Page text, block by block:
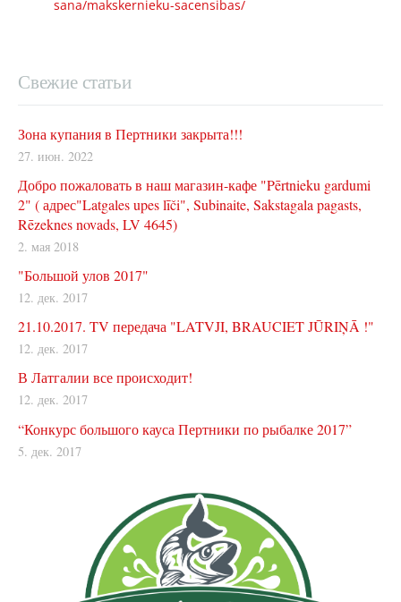
Свежие статьи
Зона купания в Пертники закрыта!!!
27. июн. 2022
Добро пожаловать в наш магазин-кафе "Pērtnieku gardumi
2" ( адрес"Latgales upes līči", Subinaite, Sakstagala pagasts,
Rēzeknes novads, LV 4645)
2. мая 2018
"Большой улов 2017"
12. дек. 2017
21.10.2017. TV передача "LATVJI, BRAUCIET JŪRIŅĀ !"
12. дек. 2017
В Латгалии все происходит!
12. дек. 2017
“Конкурс большого кауса Пертники по рыбалке 2017”
5. дек. 2017
sana/makskernieku-sacensibas/